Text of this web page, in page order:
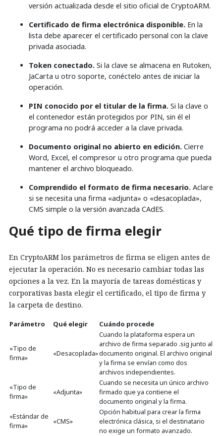
versión actualizada desde el sitio oficial de CryptoARM.
Certificado de firma electrónica disponible. En la
lista debe aparecer el certificado personal con la clave
privada asociada.
Token conectado. Si la clave se almacena en Rutoken,
JaCarta u otro soporte, conéctelo antes de iniciar la
operación.
PIN conocido por el titular de la firma. Si la clave o
el contenedor están protegidos por PIN, sin él el
programa no podrá acceder a la clave privada.
Documento original no abierto en edición. Cierre
Word, Excel, el compresor u otro programa que pueda
mantener el archivo bloqueado.
Comprendido el formato de firma necesario. Aclare
si se necesita una firma «adjunta» o «desacoplada»,
CMS simple o la versión avanzada CAdES.
Qué tipo de firma elegir
En CryptoARM los parámetros de firma se eligen antes de
ejecutar la operación. No es necesario cambiar todas las
opciones a la vez. En la mayoría de tareas domésticas y
corporativas basta elegir el certificado, el tipo de firma y
la carpeta de destino.
Parámetro Qué elegir Cuándo procede
«Tipo de
firma»
«Desacoplada»
Cuando la plataforma espera un
archivo de firma separado .sig junto al
documento original. El archivo original
y la firma se envían como dos
archivos independientes.
«Tipo de
firma»
«Adjunta»
Cuando se necesita un único archivo
firmado que ya contiene el
documento original y la firma.
«Estándar de
firma»
«CMS»
Opción habitual para crear la firma
electrónica clásica, si el destinatario
no exige un formato avanzado.